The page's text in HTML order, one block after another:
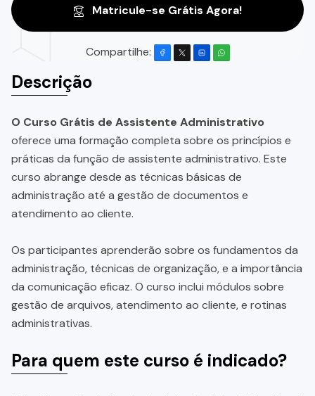
Matricule-se Grátis Agora!
Compartilhe:
Descrição
O Curso Grátis de Assistente Administrativo
oferece uma formação completa sobre os princípios e
práticas da função de assistente administrativo. Este
curso abrange desde as técnicas básicas de
administração até a gestão de documentos e
atendimento ao cliente.
Os participantes aprenderão sobre os fundamentos da
administração, técnicas de organização, e a importância
da comunicação eficaz. O curso inclui módulos sobre
gestão de arquivos, atendimento ao cliente, e rotinas
administrativas.
Para quem este curso é indicado?